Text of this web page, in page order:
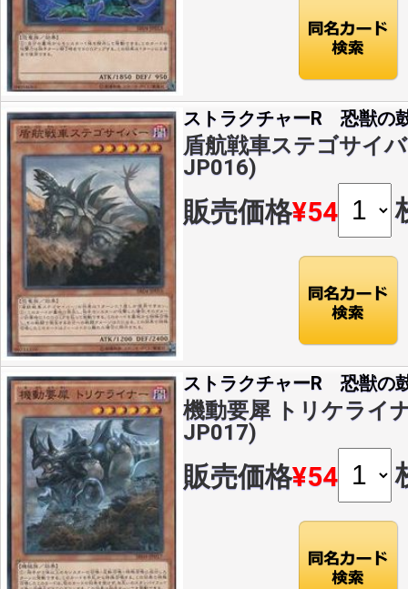
ストラクチャーR 恐獣の
盾航戦車ステゴサイ
JP016)
販売価格¥54
ストラクチャーR 恐獣の
機動要犀 トリケライ
JP017)
販売価格¥54